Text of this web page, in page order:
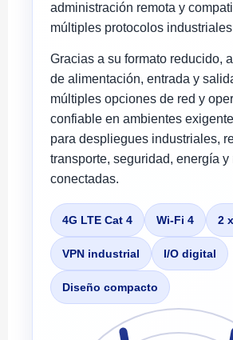
administración remota y
múltiples protocolos
Gracias a su formato reducido,
de alimentación, entrada y
múltiples opciones de red y
confiable en ambientes
para despliegues industriales,
transporte, seguridad, energía y
conectadas.
4G LTE Cat 4 Wi-Fi 4 2
VPN industrial I/O digital
Diseño compacto